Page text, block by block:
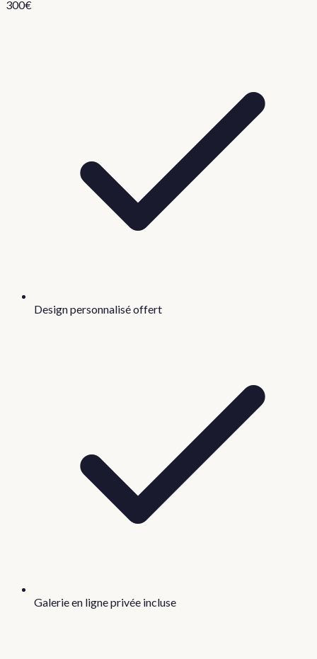
300€
Design personnalisé offert
Galerie en ligne privée incluse